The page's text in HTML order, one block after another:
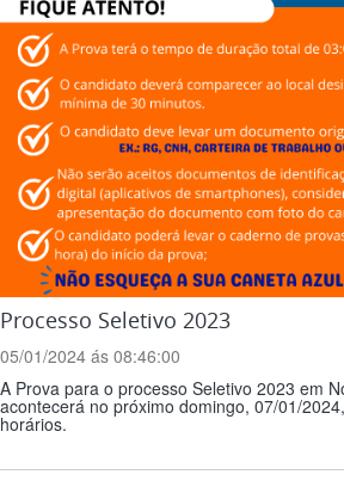
Processo Seletivo 2023
05/01/2024 ás 08:46:00
A Prova para o processo Seletivo 2023 em
acontecerá no próximo domingo, 07/01/
horários.